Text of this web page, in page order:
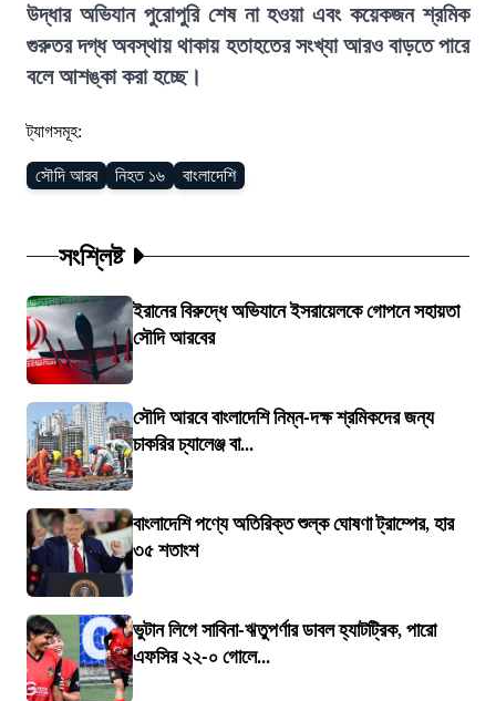
উদ্ধার অভিযান পুরোপুরি শেষ না হওয়া এবং কয়েকজন শ্রমিক
গুরুতর দগ্ধ অবস্থায় থাকায় হতাহতের সংখ্যা আরও বাড়তে পারে
বলে আশঙ্কা করা হচ্ছে।
ট্যাগসমূহ:
সৌদি আরব নিহত ১৬ বাংলাদেশি
সংশ্লিষ্ট
ইরানের বিরুদ্ধে অভিযানে ইসরায়েলকে গোপনে সহায়তা
সৌদি আরবের
সৌদি আরবে বাংলাদেশি নিম্ন-দক্ষ শ্রমিকদের জন্য
চাকরির চ্যালেঞ্জ বা...
বাংলাদেশি পণ্যে অতিরিক্ত শুল্ক ঘোষণা ট্রাম্পের, হার
৩৫ শতাংশ
ভুটান লিগে সাবিনা-ঋতুপর্ণার ডাবল হ্যাটট্রিক, পারো
এফসির ২২-০ গোলে...